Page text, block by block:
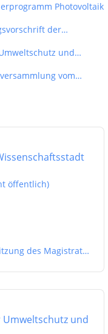
Photovoltaik
der
Förderprogramm
und
vom
öffentlich)
des Magistrats
Umweltschutz und